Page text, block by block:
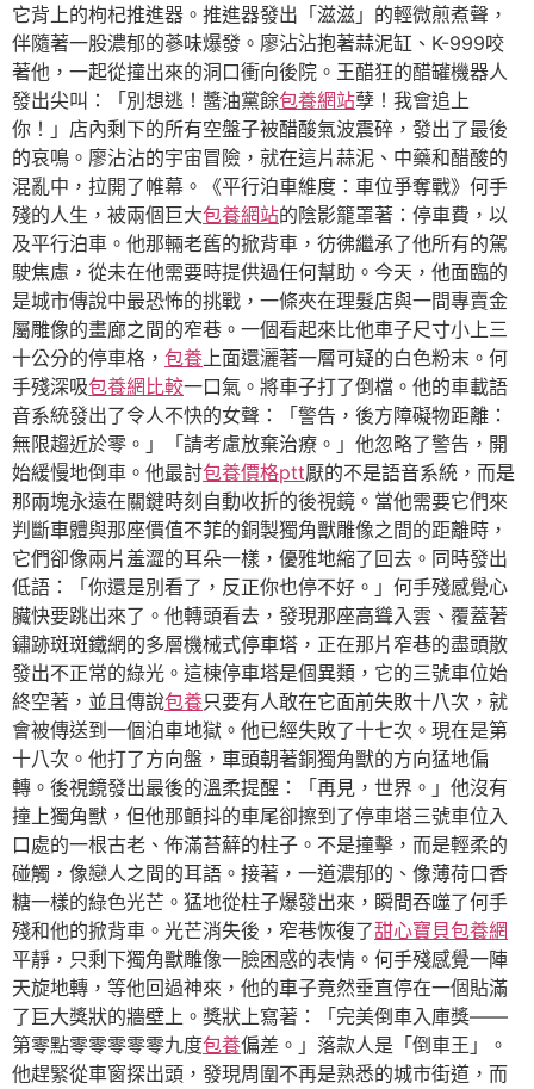
它背上的枸杞推進器。推進器發出「滋滋」的輕微煎煮聲，
伴隨著一股濃郁的蔘味爆發。廖沾沾抱著蒜泥缸、K-999咬
著他，一起從撞出來的洞口衝向後院。王醋狂的醋罐機器人
發出尖叫：「別想逃！醬油黨餘包養網站孽！我會追上
你！」店內剩下的所有空盤子被醋酸氣波震碎，發出了最後
的哀鳴。廖沾沾的宇宙冒險，就在這片蒜泥、中藥和醋酸的
混亂中，拉開了帷幕。《平行泊車維度：車位爭奪戰》何手
殘的人生，被兩個巨大包養網站的陰影籠罩著：停車費，以
及平行泊車。他那輛老舊的掀背車，彷彿繼承了他所有的駕
駛焦慮，從未在他需要時提供過任何幫助。今天，他面臨的
是城市傳說中最恐怖的挑戰，一條夾在理髮店與一間專賣金
屬雕像的畫廊之間的窄巷。一個看起來比他車子尺寸小上三
十公分的停車格， 包養上面還灑著一層可疑的白色粉末。何
手殘深吸包養網比較一口氣。將車子打了倒檔。他的車載語
音系統發出了令人不快的女聲：「警告，後方障礙物距離：
無限趨近於零。」「請考慮放棄治療。」他忽略了警告，開
始緩慢地倒車。他最討包養價格ptt厭的不是語音系統，而是
那兩塊永遠在關鍵時刻自動收折的後視鏡。當他需要它們來
判斷車體與那座價值不菲的銅製獨角獸雕像之間的距離時，
它們卻像兩片羞澀的耳朵一樣，優雅地縮了回去。同時發出
低語：「你還是別看了，反正你也停不好。」何手殘感覺心
臟快要跳出來了。他轉頭看去，發現那座高聳入雲、覆蓋著
鏽跡斑斑鐵網的多層機械式停車塔，正在那片窄巷的盡頭散
發出不正常的綠光。這棟停車塔是個異類，它的三號車位始
終空著，並且傳說包養只要有人敢在它面前失敗十八次，就
會被傳送到一個泊車地獄。他已經失敗了十七次。現在是第
十八次。他打了方向盤，車頭朝著銅獨角獸的方向猛地偏
轉。後視鏡發出最後的溫柔提醒：「再見，世界。」他沒有
撞上獨角獸，但他那顫抖的車尾卻擦到了停車塔三號車位入
口處的一根古老、佈滿苔蘚的柱子。不是撞擊，而是輕柔的
碰觸，像戀人之間的耳語。接著，一道濃郁的、像薄荷口香
糖一樣的綠色光芒。猛地從柱子爆發出來，瞬間吞噬了何手
殘和他的掀背車。光芒消失後，窄巷恢復了甜心寶貝包養網
平靜，只剩下獨角獸雕像一臉困惑的表情。何手殘感覺一陣
天旋地轉，等他回過神來，他的車子竟然垂直停在一個貼滿
了巨大獎狀的牆壁上。獎狀上寫著：「完美倒車入庫獎——
第零點零零零零零九度包養偏差。」落款人是「倒車王」。
他趕緊從車窗探出頭，發現周圍不再是熟悉的城市街道，而